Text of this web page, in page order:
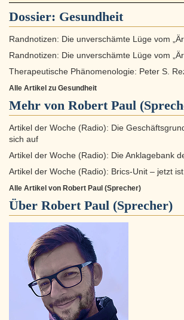
Dossier: Gesundheit
Randnotizen: Die unverschämte Lüge vom
Randnotizen: Die unverschämte Lüge vom
Therapeutische Phänomenologie: Peter S.
Alle Artikel zu Gesundheit
Mehr von Robert Paul
Artikel der Woche (Radio): Die
sich auf
Artikel der Woche (Radio): Die Anklagebank
Artikel der Woche (Radio): Brics-Unit – jetzt
Alle Artikel von Robert Paul (Sprecher)
Über Robert Paul (Sprecher)